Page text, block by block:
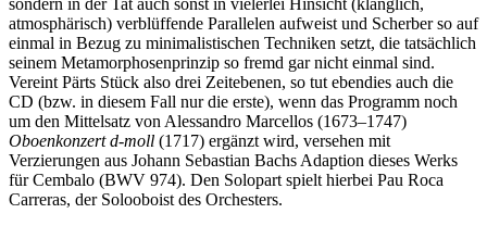
sondern in der Tat auch sonst in vielerlei Hinsicht (klanglich,
atmosphärisch) verblüffende Parallelen aufweist und Scherber so auf
einmal in Bezug zu minimalistischen Techniken setzt, die tatsächlich
seinem Metamorphosenprinzip so fremd gar nicht einmal sind.
Vereint Pärts Stück also drei Zeitebenen, so tut ebendies auch die
CD (bzw. in diesem Fall nur die erste), wenn das Programm noch
um den Mittelsatz von Alessandro Marcellos (1673–1747)
Oboenkonzert d-moll (1717) ergänzt wird, versehen mit
Verzierungen aus Johann Sebastian Bachs Adaption dieses Werks
für Cembalo (BWV 974). Den Solopart spielt hierbei Pau Roca
Carreras, der Solooboist des Orchesters.